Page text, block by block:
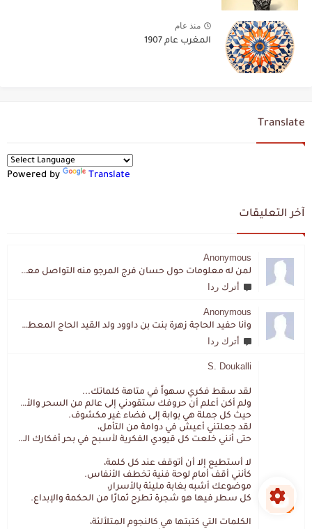
منذ عام
المغرب عام 1907
Translate
Powered by Translate
آخر التعليقات
Anonymous
لمن له معلومات حول حسان فرج المرجو منه التواصل معي لقد اختفى تماما و كانت لي به علاقة تواصل خاصة
أترك ردا
Anonymous
وأنا حفيد الحاجة زهرة بنت بن داوود ولد القيد الحاج المعطي المزمزي . ولا نمتلك من إرثه شيئا .
أترك ردا
S. Doukalli
لقد سقط فكري سهواً في متاهة كلماتك...
ولم أكن أعلم أن حروفك ستقودني إلى عالم من السحر والألغاز،
حيث كل جملة هي بوابة إلى فضاء غير مكشوف.
لقد جعلتني أعيش في دوامة من التأمل،
حتى أنني خلعت كل قيودي الفكرية لأسبح في بحر أفكارك العميق.
لا أستطيع إلا أن أتوقف عند كل كلمة،
كأنني أقف أمام لوحة فنية تخطف الأنفاس.
موضوعك أشبه بغابة مليئة بالأسرار،
كل سطر فيها هو شجرة تطرح ثمارًا من الحكمة والإبداع.
الكلمات التي كتبتها هي كالنجوم المتلألئة،